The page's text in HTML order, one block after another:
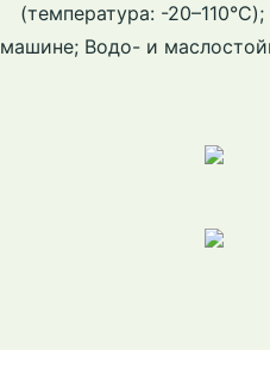
(температура: -
машине; Водо- и